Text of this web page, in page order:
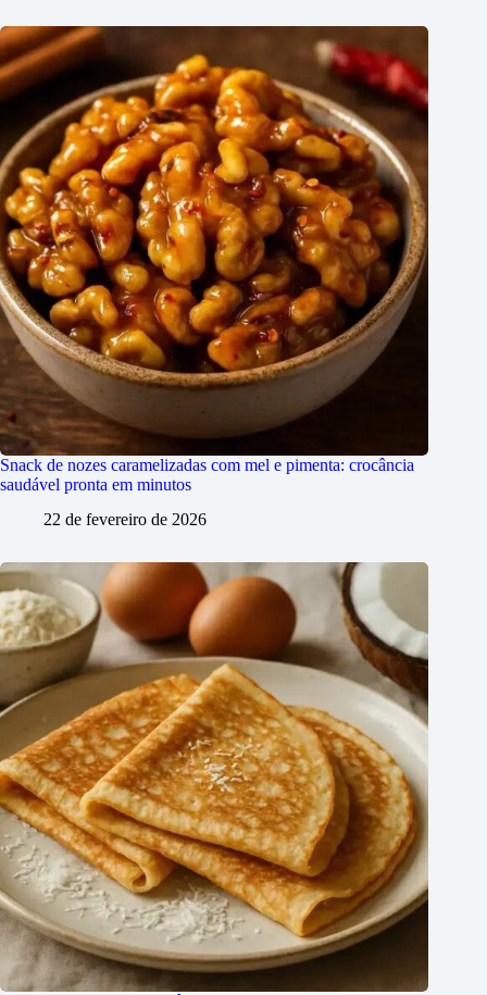
Snack de nozes caramelizadas com mel e pimenta: crocância
saudável pronta em minutos
22 de fevereiro de 2026